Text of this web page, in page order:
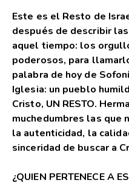
Este es el Resto de
después de describir
aquel tiempo: los
poderosos, para
palabra de hoy de
Iglesia: un pueblo
Cristo, UN RESTO.
muchedumbres las que
la autenticidad, la
sinceridad de buscar a
¿QUIEN PERTENECE A